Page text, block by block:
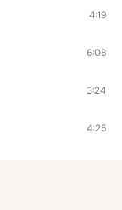
4:19
6:08
3:24
4:25